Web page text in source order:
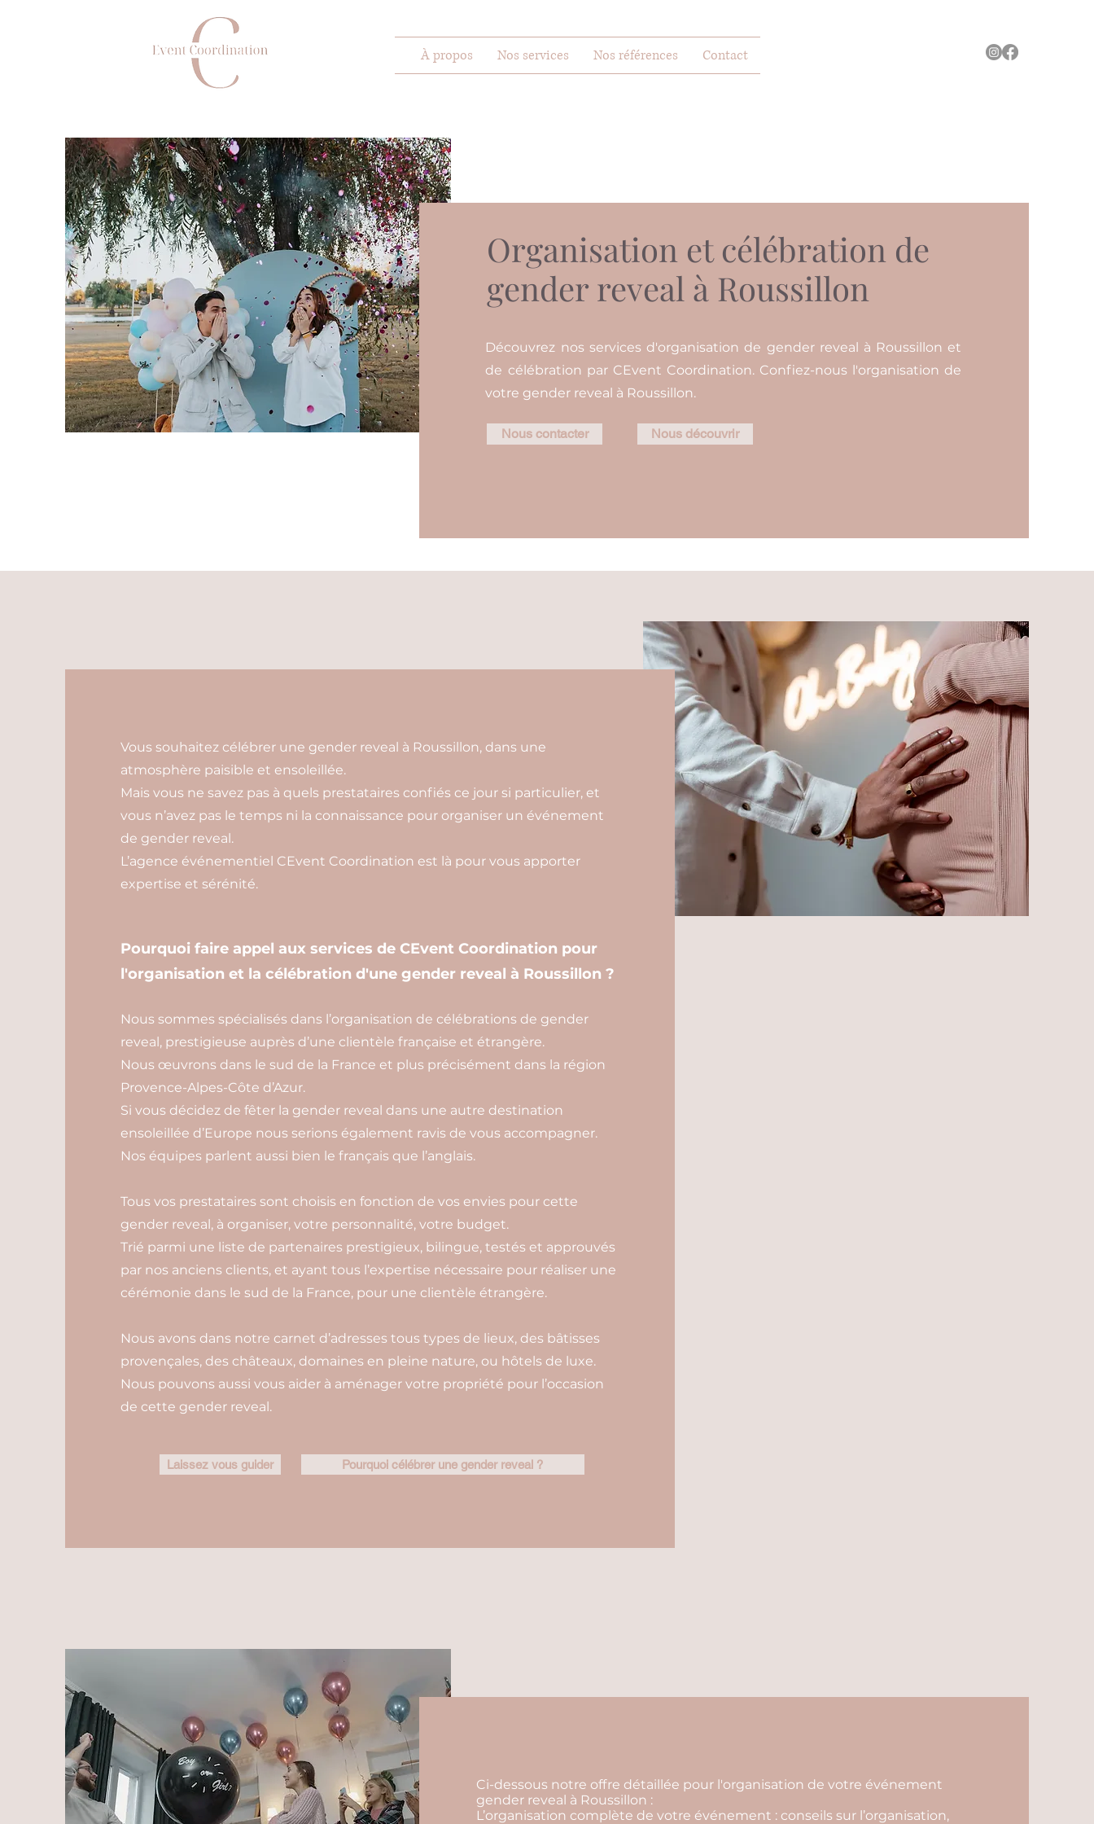
À propos Nos services Nos références Contact
Organisation et célébration de
gender reveal à Roussillon
Découvrez nos services d'organisation de gender reveal à Roussillon et
de célébration par CEvent Coordination. Confiez-nous l'organisation de
votre gender reveal à Roussillon.
Nous contacter Nous découvrir
Vous souhaitez célébrer une gender reveal à Roussillon, dans une
atmosphère paisible et ensoleillée.
Mais vous ne savez pas à quels prestataires confiés ce jour si particulier, et
vous n’avez pas le temps ni la connaissance pour organiser un événement
de gender reveal.
L’agence événementiel CEvent Coordination est là pour vous apporter
expertise et sérénité.
Pourquoi faire appel aux services de CEvent Coordination pour
l'organisation et la célébration d'une gender reveal à Roussillon ?
Nous sommes spécialisés dans l’organisation de célébrations de gender
reveal, prestigieuse auprès d’une clientèle française et étrangère.
Nous œuvrons dans le sud de la France et plus précisément dans la région
Provence-Alpes-Côte d’Azur.
Si vous décidez de fêter la gender reveal dans une autre destination
ensoleillée d’Europe nous serions également ravis de vous accompagner.
Nos équipes parlent aussi bien le français que l’anglais.
Tous vos prestataires sont choisis en fonction de vos envies pour cette
gender reveal, à organiser, votre personnalité, votre budget.
Trié parmi une liste de partenaires prestigieux, bilingue, testés et approuvés
par nos anciens clients, et ayant tous l’expertise nécessaire pour réaliser une
cérémonie dans le sud de la France, pour une clientèle étrangère.
Nous avons dans notre carnet d’adresses tous types de lieux, des bâtisses
provençales, des châteaux, domaines en pleine nature, ou hôtels de luxe.
Nous pouvons aussi vous aider à aménager votre propriété pour l’occasion
de cette gender reveal.
Laissez vous guider Pourquoi célébrer une gender reveal ?
Ci-dessous notre offre détaillée pour l'organisation de votre événement
gender reveal à Roussillon :
L’organisation complète de votre événement : conseils sur l’organisation,